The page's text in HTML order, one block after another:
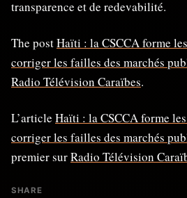
transparence et de redevabilité.
The postHaïti : la CSCCA forme
corriger les failles des marchés
Radio Télévision Caraïbes.
L’article Haïti : la CSCCA forme
corriger les failles des marchés
premier surRadio Télévision
SHARE